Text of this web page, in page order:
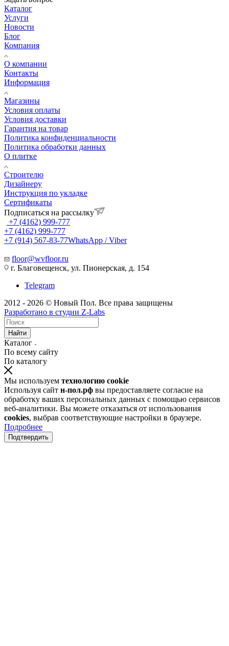
Каталог
Услуги
Новости
Блог
Компания
О компании
Контакты
Информация
Магазины
Условия оплаты
Условия доставки
Гарантия на товар
Политика конфиденциальности
Политика обработки данных
О плитке
Строителю
Дизайнеру
Инструкция по укладке
Сертификаты
Подписаться на рассылку
+7 (4162) 999-777
+7 (4162) 999-777
+7 (914) 567-83-77WhatsApp / Viber
floor@wvfloor.ru
г. Благовещенск, ул. Пионерская, д. 154
Telegram
2012 - 2026 © Новый Пол. Все права защищены
Разработано в студии Z-Labs
Найти
Каталог
По всему сайту
По каталогу
Мы используем технологию cookie
Используя сайт н-пол.рф вы предоставляете согласие на
обработку ваших персональных данных с помощью сервисов
веб-аналитики. Вы можете отказаться от использования
cookies, выбрав соответствующие настройки в браузере.
Подробнее
Подтвердить